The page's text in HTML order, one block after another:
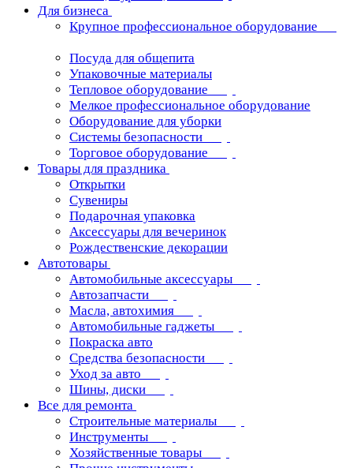
Для бизнеса
Крупное профессиональное оборудование
Посуда для общепита
Упаковочные материалы
Тепловое оборудование
Мелкое профессиональное оборудование
Оборудование для уборки
Системы безопасности
Торговое оборудование
Товары для праздника
Открытки
Сувениры
Подарочная упаковка
Аксессуары для вечеринок
Рождественские декорации
Автотовары
Автомобильные аксессуары
Автозапчасти
Масла, автохимия
Автомобильные гаджеты
Покраска авто
Средства безопасности
Уход за авто
Шины, диски
Все для ремонта
Строительные материалы
Инструменты
Хозяйственные товары